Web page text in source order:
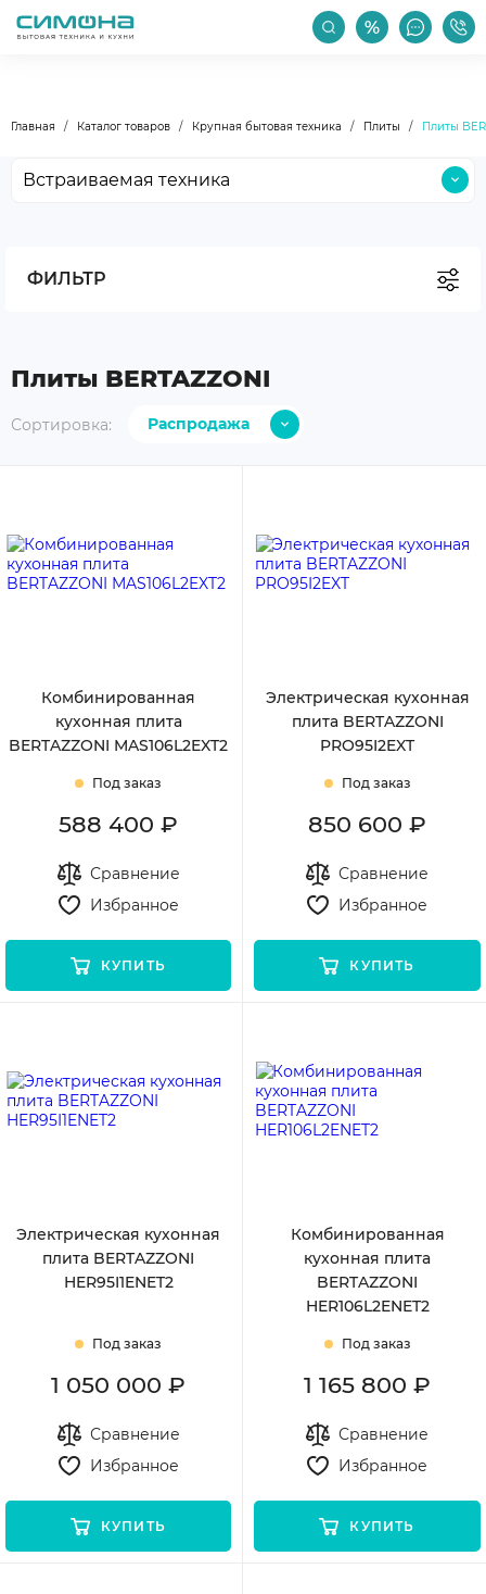
РАСПРОДАЖА ПРОИЗВОДИТЕЛИ
Главная Каталог товаров Крупная бытовая техника Плиты Плиты
Встраиваемая техника
Мойки и смесители
Аксессуары
Плиты BERTAZZONI
Сортировка:
Распродажа
Комбинированная
кухонная плита
BERTAZZONI MAS106L2EXT2
Под заказ
588 400 ₽
Сравнение
Избранное
КУПИТЬ
Электрическая кухонная
плита BERTAZZONI
PRO95I2EXT
Под заказ
850 600 ₽
Сравнение
Избранное
КУПИТЬ
Электрическая кухонная
плита BERTAZZONI
HER95I1ENET2
Под заказ
1 050 000 ₽
Сравнение
Избранное
КУПИТЬ
Комбинированная
кухонная плита
BERTAZZONI
HER106L2ENET2
Под заказ
1 165 800 ₽
Сравнение
Избранное
КУПИТЬ
ФИЛЬТР